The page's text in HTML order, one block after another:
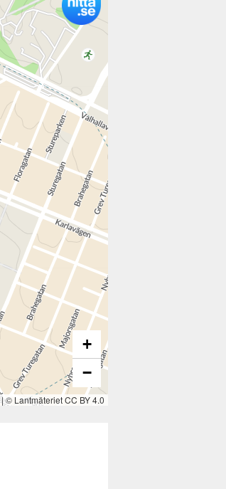
+
−
|© Lantmäteriet CC BY 4.0